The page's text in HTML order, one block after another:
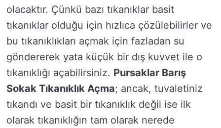
olacaktır. Çünkü bazı tıkanıklar basit
tıkanıklar olduğu için hızlıca çözülebilirler ve
bu tıkanıklıkları açmak için fazladan su
göndererek yata küçük bir dış kuvvet ile o
tıkanıklığı açabilirsiniz. Pursaklar Barış
Sokak Tıkanıklık Açma; ancak, tuvaletiniz
tıkandı ve basit bir tıkanıklık değil ise ilk
olarak tıkanıklığın tam olarak nerede